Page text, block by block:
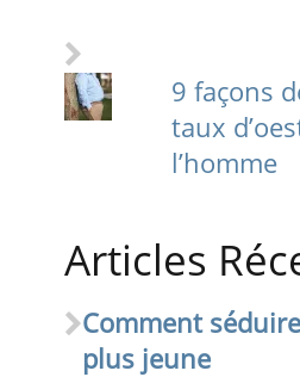
9 façons
taux
l’homme
Articles
Comment
plus jeune